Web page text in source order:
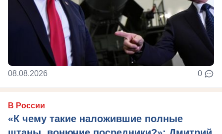
08.08.2026 0
В России
«К чему такие наложившие полные